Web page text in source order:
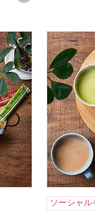
＆インスタン
ドトール
ソーシャル